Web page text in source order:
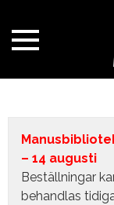
– 14 augusti
Beställningar
behandlas